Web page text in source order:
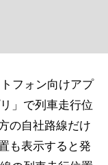
フォン向けアプ
」で列車走行位
の自社路線だけ
も表示すると発